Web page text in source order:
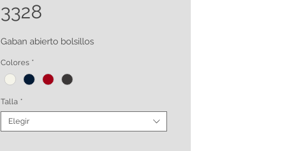
3328
Gaban abierto bolsillos
Colores *
Talla *
Elegir